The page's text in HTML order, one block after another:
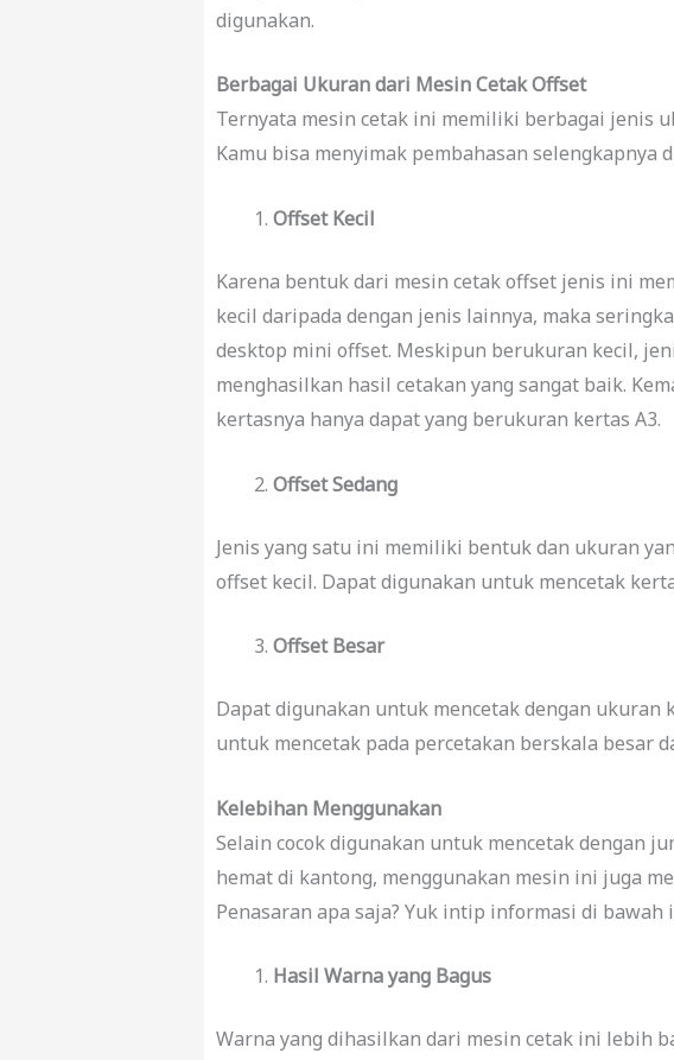
digunakan.
Berbagai Ukuran dari Mesin Cetak Offset
Ternyata mesin cetak ini memiliki berbagai jenis
Kamu bisa menyimak pembahasan selengkapnya
Offset Kecil
Karena bentuk dari mesin cetak offset jenis ini
kecil daripada dengan jenis lainnya, maka
desktop mini offset. Meskipun berukuran kecil,
menghasilkan hasil cetakan yang sangat baik.
kertasnya hanya dapat yang berukuran kertas A3.
Offset Sedang
Jenis yang satu ini memiliki bentuk dan ukuran
offset kecil. Dapat digunakan untuk mencetak
Offset Besar
Dapat digunakan untuk mencetak dengan ukuran
untuk mencetak pada percetakan berskala besar
Kelebihan Menggunakan
Selain cocok digunakan untuk mencetak dengan
hemat di kantong, menggunakan mesin ini juga
Penasaran apa saja? Yuk intip informasi di bawah
Hasil Warna yang Bagus
Warna yang dihasilkan dari mesin cetak ini lebih